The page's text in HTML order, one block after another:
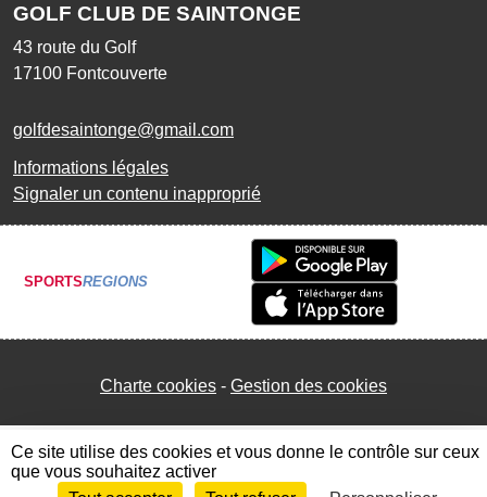
GOLF CLUB DE SAINTONGE
43 route du Golf
17100 Fontcouverte
golfdesaintonge@gmail.com
Informations légales
Signaler un contenu inapproprié
SPORTSREGIONS
Charte cookies Gestion des cookies
Ce site utilise des cookies et vous donne le contrôle sur ceux
que vous souhaitez activer